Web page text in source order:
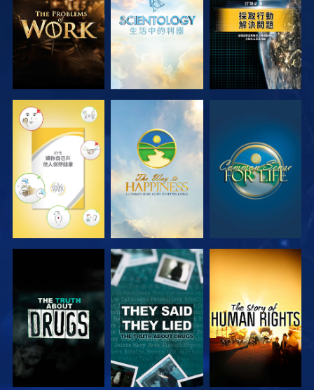
觀看 觀看 觀看
觀看 觀看